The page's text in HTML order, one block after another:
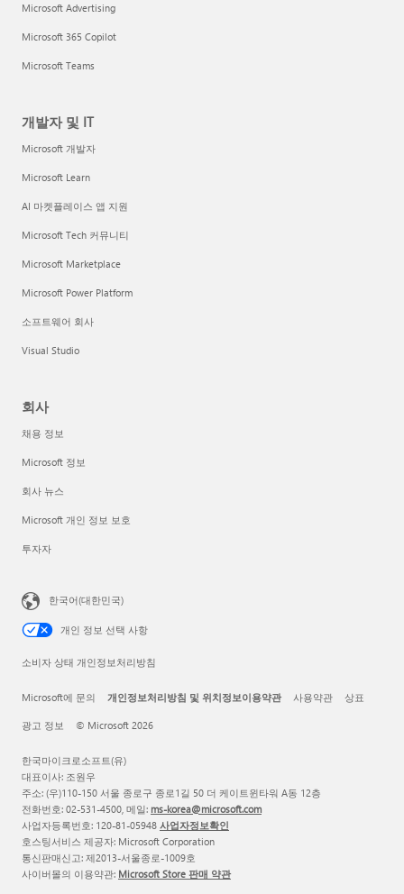
Microsoft Advertising
Microsoft 365 Copilot
Microsoft Teams
개발자 및 IT
Microsoft 개발자
Microsoft Learn
AI 마켓플레이스 앱 지원
Microsoft Tech 커뮤니티
Microsoft Marketplace
Microsoft Power Platform
소프트웨어 회사
Visual Studio
회사
채용 정보
Microsoft 정보
회사 뉴스
Microsoft 개인 정보 보호
투자자
한국어(대한민국)
개인 정보 선택 사항
소비자 상태 개인정보처리방침
Microsoft에 문의 개인정보처리방침 및 위치정보이용약관 사용약관 상표
광고 정보 © Microsoft 2026
한국마이크로소프트(유)
대표이사: 조원우
주소: (우)110-150 서울 종로구 종로1길 50 더 케이트윈타워 A동 12층
전화번호: 02-531-4500, 메일: ms-korea@microsoft.com
사업자등록번호: 120-81-05948 사업자정보확인
호스팅서비스 제공자: Microsoft Corporation
통신판매신고: 제2013-서울종로-1009호
사이버몰의 이용약관: Microsoft Store 판매 약관